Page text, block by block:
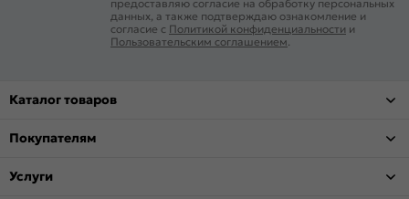
предоставляю согласие на обработку персональных
данных, а также подтверждаю ознакомление и
согласие с Политикой конфиденциальности и
Пользовательским соглашением
Каталог товаров
Покупателям
Услуги